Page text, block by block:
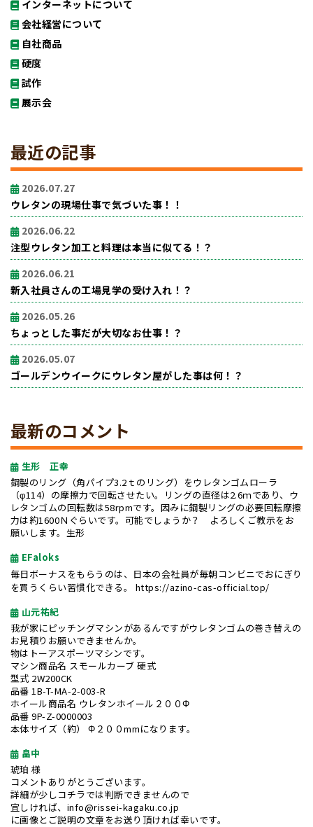
インターネットについて
会社経営について
自社商品
硬度
試作
展示会
最近の記事
2026.07.27
ウレタンの現場仕事で気づいた事！！
2026.06.22
注型ウレタン加工と料理は本当に似てる！？
2026.06.21
新入社員さんの工場見学の受け入れ！？
2026.05.26
ちょっとした事だが大切なお仕事！？
2026.05.07
ゴールデンウイークにウレタン屋がした事は何！？
最新のコメント
生形 正幸
鋼製のリング（角パイプ3.2ｔのリング）をウレタンゴムローラ
（φ114）の摩擦力で回転させたい。リングの直径は2.6ｍであり、ウ
レタンゴムの回転数は58rpmです。因みに鋼製リングの必要回転摩擦
力は約1600Ｎぐらいです。可能でしょうか？ よろしくご教示をお
願いします。生形
EFaloks
毎日ボーナスをもらうのは、日本の会社員が毎朝コンビニでおにぎり
を買うくらい習慣化できる。 https://azino-cas-official.top/
山元祐紀
我が家にピッチングマシンがあるんですがウレタンゴムの巻き替えの
お見積りお願いできませんか。
物はトーアスポーツマシンです。
マシン商品名 スモールカーブ 硬式
型式 2W200CK
品番 1B-T-MA-2-003-R
ホイール商品名 ウレタンホイール２００Φ
品番 9P-Z-0000003
本体サイズ（約） Φ２００mmになります。
畠中
琥珀 様
コメントありがとうございます。
詳細が少しコチラでは判断できませんので
宜しければ、info@rissei-kagaku.co.jp
に画像とご説明の文章をお送り頂ければ幸いです。